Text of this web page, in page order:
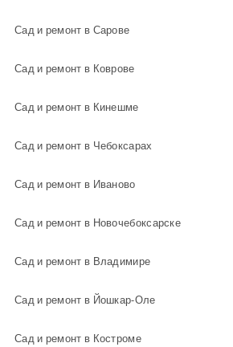
Сад и ремонт в Сарове
Сад и ремонт в Коврове
Сад и ремонт в Кинешме
Сад и ремонт в Чебоксарах
Сад и ремонт в Иваново
Сад и ремонт в Новочебоксарске
Сад и ремонт в Владимире
Сад и ремонт в Йошкар-Оле
Сад и ремонт в Костроме